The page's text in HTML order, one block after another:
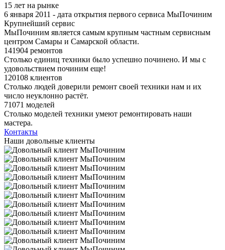
15 лет на рынке
6 января 2011 - дата открытия первого сервиса МыПочиним
Крупнейший сервис
МыПочиним является самым крупным частным сервисным
центром Самары и Самарской области.
141904 ремонтов
Столько единиц техники было успешно починено. И мы с
удовольствием починим еще!
120108 клиентов
Столько людей доверили ремонт своей техники нам и их
число неуклонно растёт.
71071 моделей
Столько моделей техники умеют ремонтировать наши
мастера.
Контакты
Наши довольные клиенты